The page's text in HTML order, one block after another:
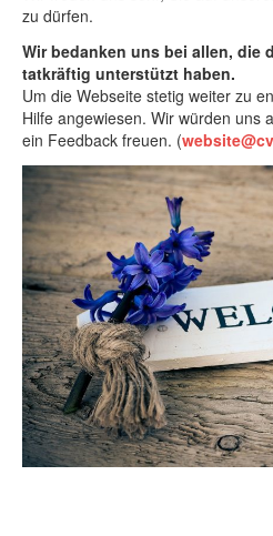
zu dürfen.
Wir bedanken uns bei allen, die
tatkräftig unterstützt haben.
Um die Webseite stetig weiter zu
Hilfe angewiesen. Wir würden uns
ein Feedback freuen. (